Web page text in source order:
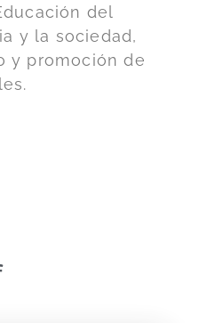
del
y la sociedad,
y promoción de